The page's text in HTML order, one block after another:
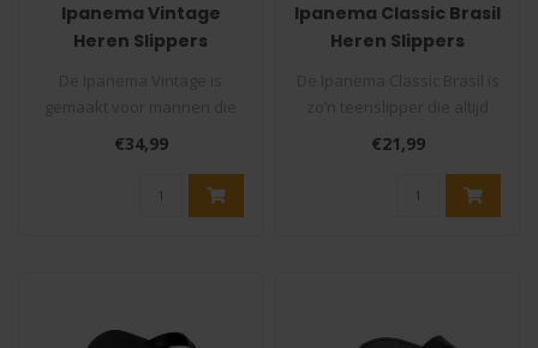
Ipanema Vintage
Heren Slippers
houden van een relaxte
slipper met..
€34,99
Ipanema Classic Brasil
Heren Slippers
goed zit: simpel, sto..
€21,99